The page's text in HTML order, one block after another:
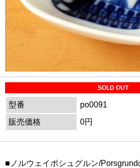
SOLD OUT
型番
po0091
販売価格
0円
■ノルウェイポシュグルン/Porsgrund